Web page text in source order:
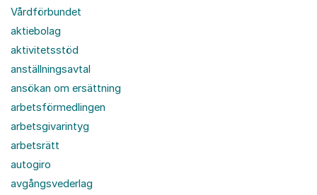
Vårdförbundet
aktiebolag
aktivitetsstöd
anställningsavtal
ansökan om ersättning
arbetsförmedlingen
arbetsgivarintyg
arbetsrätt
autogiro
avgångsvederlag